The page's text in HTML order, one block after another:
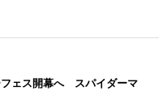
フェス開幕へ スパイダーマ